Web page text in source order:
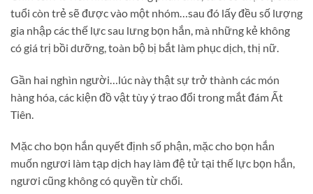
tuổi còn trẻ sẽ được vào một nhóm…sau đó lấy đều số lượng
gia nhập các thế lực sau lưng bọn hắn, mà những kẻ không
có giá trị bồi dưỡng, toàn bộ bị bắt làm phục dịch, thị nữ.
Gần hai nghìn người…lúc này thật sự trở thành các món
hàng hóa, các kiện đồ vật tùy ý trao đổi trong mắt đám Ất
Tiên.
Mặc cho bọn hắn quyết định số phận, mặc cho bọn hắn
muốn ngươi làm tạp dịch hay làm đệ tử tại thế lực bọn hắn,
ngươi cũng không có quyền từ chối.